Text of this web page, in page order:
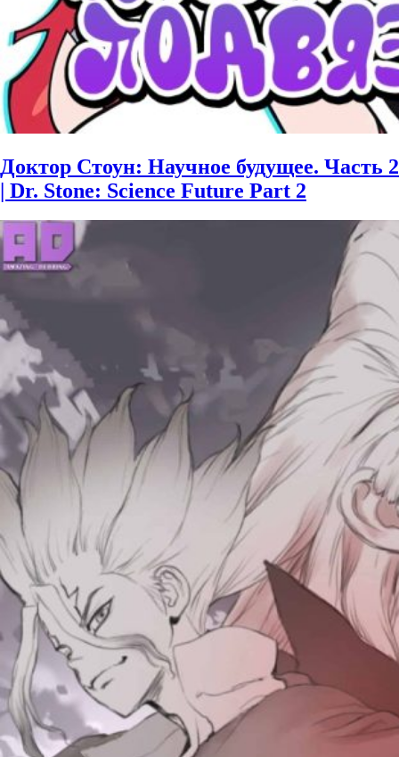
Доктор Стоун: Научное будущее. Часть 2
| Dr. Stone: Science Future Part 2